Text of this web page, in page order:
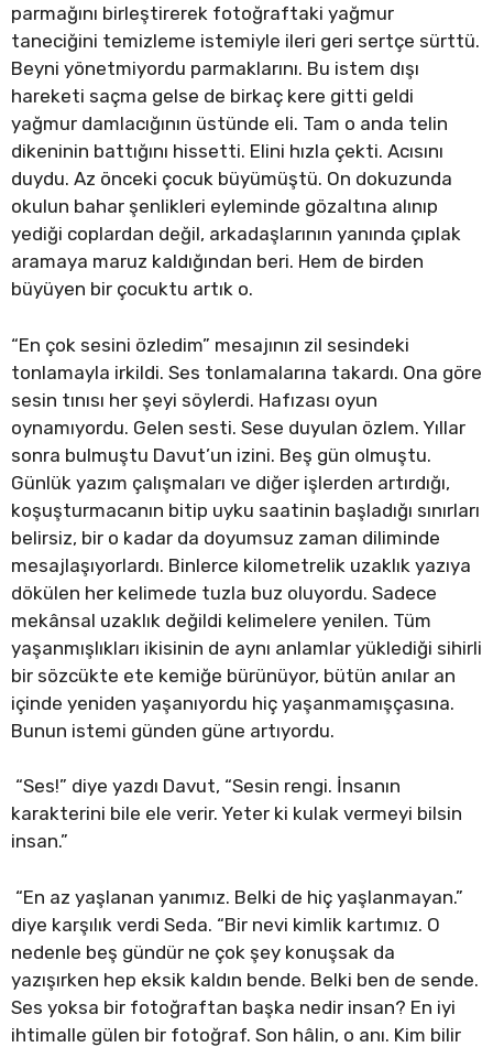
parmağını birleştirerek fotoğraftaki yağmur
taneciğini temizleme istemiyle ileri geri sertçe sürttü.
Beyni yönetmiyordu parmaklarını. Bu istem dışı
hareketi saçma gelse de birkaç kere gitti geldi
yağmur damlacığının üstünde eli. Tam o anda telin
dikeninin battığını hissetti. Elini hızla çekti. Acısını
duydu. Az önceki çocuk büyümüştü. On dokuzunda
okulun bahar şenlikleri eyleminde gözaltına alınıp
yediği coplardan değil, arkadaşlarının yanında çıplak
aramaya maruz kaldığından beri. Hem de birden
büyüyen bir çocuktu artık o.
“En çok sesini özledim” mesajının zil sesindeki
tonlamayla irkildi. Ses tonlamalarına takardı. Ona göre
sesin tınısı her şeyi söylerdi. Hafızası oyun
oynamıyordu. Gelen sesti. Sese duyulan özlem. Yıllar
sonra bulmuştu Davut’un izini. Beş gün olmuştu.
Günlük yazım çalışmaları ve diğer işlerden artırdığı,
koşuşturmacanın bitip uyku saatinin başladığı sınırları
belirsiz, bir o kadar da doyumsuz zaman diliminde
mesajlaşıyorlardı. Binlerce kilometrelik uzaklık yazıya
dökülen her kelimede tuzla buz oluyordu. Sadece
mekânsal uzaklık değildi kelimelere yenilen. Tüm
yaşanmışlıkları ikisinin de aynı anlamlar yüklediği sihirli
bir sözcükte ete kemiğe bürünüyor, bütün anılar an
içinde yeniden yaşanıyordu hiç yaşanmamışçasına.
Bunun istemi günden güne artıyordu.
“Ses!” diye yazdı Davut, “Sesin rengi. İnsanın
karakterini bile ele verir. Yeter ki kulak vermeyi bilsin
insan.”
“En az yaşlanan yanımız. Belki de hiç yaşlanmayan.”
diye karşılık verdi Seda. “Bir nevi kimlik kartımız. O
nedenle beş gündür ne çok şey konuşsak da
yazışırken hep eksik kaldın bende. Belki ben de sende.
Ses yoksa bir fotoğraftan başka nedir insan? En iyi
ihtimalle gülen bir fotoğraf. Son hâlin, o anı. Kim bilir